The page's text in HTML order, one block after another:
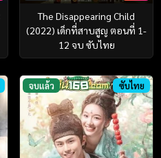
The Disappearing Child
(2022) เด็กที่สาบสูญ ตอนที่ 1-
12 จบ ซับไทย
จบแล้ว ซับไทย